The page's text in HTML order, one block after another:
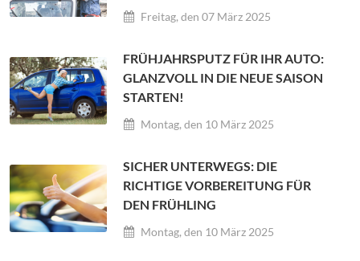
Freitag, den 07 März 2025
FRÜHJAHRSPUTZ FÜR IHR AUTO:
GLANZVOLL IN DIE NEUE SAISON
STARTEN!
Montag, den 10 März 2025
SICHER UNTERWEGS: DIE
RICHTIGE VORBEREITUNG FÜR
DEN FRÜHLING
Montag, den 10 März 2025